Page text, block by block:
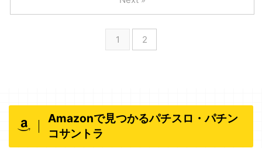
1 2
Amazonで見つかるパチスロ・パチン
コサントラ